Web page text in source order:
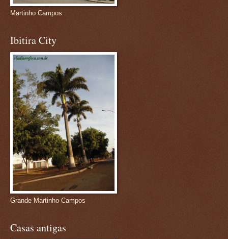
Martinho Campos
Ibitira City
Grande Martinho Campos
Casas antigas